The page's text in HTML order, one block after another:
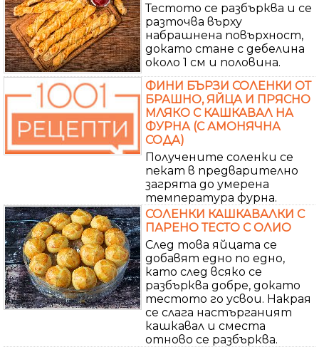
Тестото се разбърква и се
разточва върху
набрашнена повърхност,
докато стане с дебелина
около 1 см и половина.
ФИНИ БЪРЗИ СОЛЕНКИ ОТ
БРАШНО, ЯЙЦА И ПРЯСНО
МЛЯКО С КАШКАВАЛ НА
ФУРНА (С АМОНЯЧНА
СОДА)
Получените соленки се
пекат в предварително
загрята до умерена
температура фурна.
СОЛЕНКИ КАШКАВАЛКИ С
ПАРЕНО ТЕСТО С ОЛИО
След това яйцата се
добавят едно по едно,
като след всяко се
разбърква добре, докато
тестото го усвои. Накрая
се слага настърганият
кашкавал и сместа
отново се разбърква.